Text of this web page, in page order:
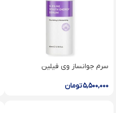
سرم جوانساز وی فیلین
۵,۵۰۰,۰۰۰تومان